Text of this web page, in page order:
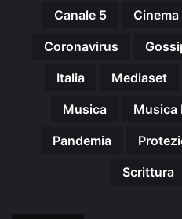
Canale 5 Cinema
Coronavirus
Italia
Mediaset
Musica
Musica
Pandemia
Scrittura